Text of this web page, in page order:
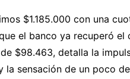
$1.185.000 con una
el banco ya recuperó
$98.463, detalla la
sensación de un poco